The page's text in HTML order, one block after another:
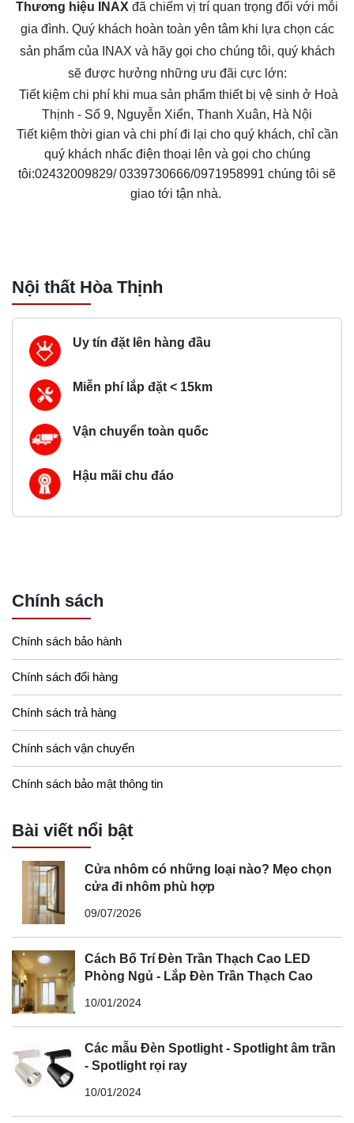
Thương hiệu INAX đã chiếm vị trí quan trọng đối với mỗi
gia đình. Quý khách hoàn toàn yên tâm khi lựa chọn các
sản phẩm của INAX và hãy gọi cho chúng tôi, quý khách
sẽ được hưởng những ưu đãi cực lớn:
Tiết kiệm chi phí khi mua sản phẩm thiết bị vệ sinh ở Hoà
Thịnh - Số 9, Nguyễn Xiển, Thanh Xuân, Hà Nội
Tiết kiệm thời gian và chi phí đi lại cho quý khách, chỉ cần
quý khách nhấc điện thoại lên và gọi cho chúng
tôi:02432009829/ 0339730666/0971958991 chúng tôi sẽ
giao tới tận nhà.
Nội thất Hòa Thịnh
Uy tín đặt lên hàng đầu
Miễn phí lắp đặt < 15km
Vận chuyển toàn quốc
Hậu mãi chu đáo
Chính sách
Chính sách bảo hành
Chính sách đổi hàng
Chính sách trả hàng
Chính sách vận chuyển
Chính sách bảo mật thông tin
Bài viết nổi bật
Cửa nhôm có những loại nào? Mẹo chọn
cửa đi nhôm phù hợp
09/07/2026
Cách Bố Trí Đèn Trần Thạch Cao LED
Phòng Ngủ - Lắp Đèn Trần Thạch Cao
10/01/2024
Các mẫu Đèn Spotlight - Spotlight âm trần
- Spotlight rọi ray
10/01/2024